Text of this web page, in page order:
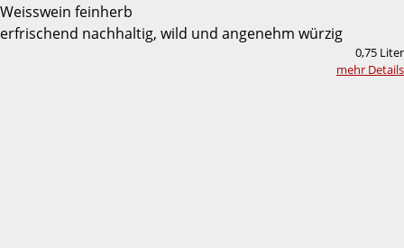
Weisswein feinherb
erfrischend nachhaltig, wild und angenehm würzig
0,75 Liter
mehr Details